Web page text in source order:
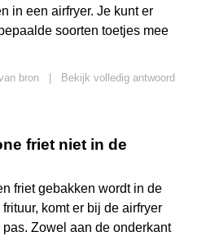
in een airfryer. Je kunt er
soorten toetjes mee
bron
Bekijk volledig antwoord
friet niet in de
friet gebakken wordt in de
komt er bij de airfryer
Zowel aan de onderkant